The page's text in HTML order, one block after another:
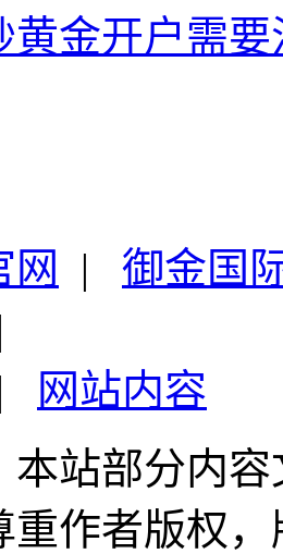
黄金开户需
网 | 御金国
网站内容
本站部分内
重作者版权